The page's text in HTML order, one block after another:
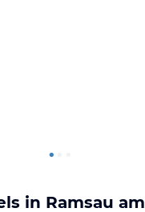
in Ramsau am